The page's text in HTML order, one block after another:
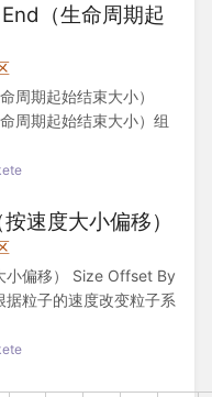
（生命周期起
周期起始结束大小）
周期起始结束大小）组
速度大小偏移）
偏移） Size Offset By
粒子的速度改变粒子系